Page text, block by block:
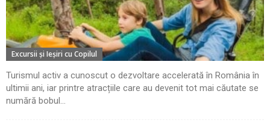
Excursii şi Ieşiri cu Copilul
Turismul activ a cunoscut o dezvoltare accelerată în România în
ultimii ani, iar printre atracțiile care au devenit tot mai căutate se
numără bobul...